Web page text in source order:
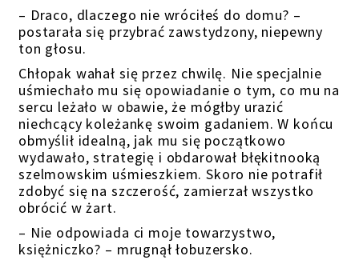
– Draco, dlaczego nie wróciłeś do domu? –
postarała się przybrać zawstydzony, niepewny
ton głosu.
Chłopak wahał się przez chwilę. Nie specjalnie
uśmiechało mu się opowiadanie o tym, co mu na
sercu leżało w obawie, że mógłby urazić
niechcący koleżankę swoim gadaniem. W końcu
obmyślił idealną, jak mu się początkowo
wydawało, strategię i obdarował błękitnooką
szelmowskim uśmieszkiem. Skoro nie potrafił
zdobyć się na szczerość, zamierzał wszystko
obrócić w żart.
– Nie odpowiada ci moje towarzystwo,
księżniczko? – mrugnął łobuzersko.